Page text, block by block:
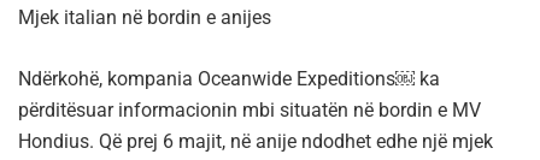
Mjek italian në bordin e anijes
Ndërkohë, kompania Oceanwide Expeditions￼ ka
përditësuar informacionin mbi situatën në bordin e MV
Hondius. Që prej 6 majit, në anije ndodhet edhe një mjek